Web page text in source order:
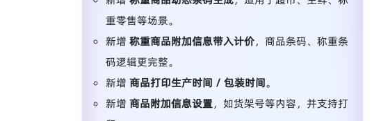
重零售等场景。
新增 称重商品附加信息带入计价，商品条码、称重条
码逻辑更完整。
新增 商品打印生产时间 / 包装时间。
新增 商品附加信息设置，如货架号等内容，并支持打